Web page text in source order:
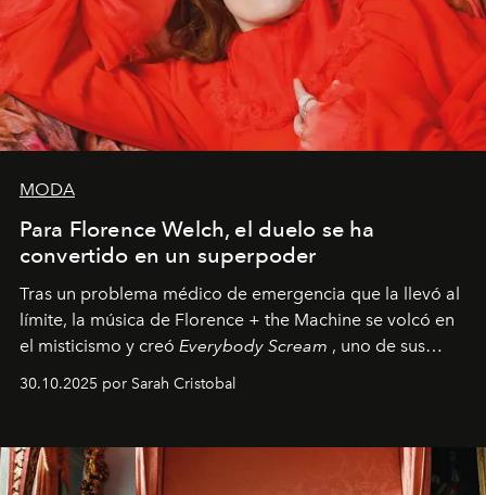
MODA
Para Florence Welch, el duelo se ha
convertido en un superpoder
Tras un problema médico de emergencia que la llevó al
límite, la música de Florence + the Machine se volcó en
el misticismo y creó Everybody Scream , uno de sus
álbumes más profundos hasta la fecha.
30.10.2025 por Sarah Cristobal